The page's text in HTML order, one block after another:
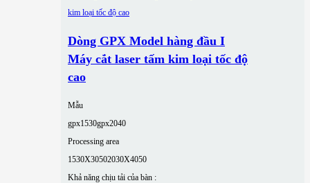
Dòng GPX Model hàng đầu I
Máy cắt laser tấm kim loại tốc độ
cao
Mẫu
gpx1530gpx2040
Processing area
1530X30502030X4050
Khả năng chịu tải của bàn :